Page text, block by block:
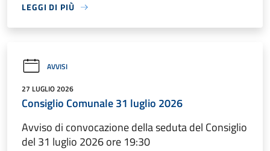
LEGGI DI PIÙ
AVVISI
27 LUGLIO 2026
Consiglio Comunale 31 luglio 2026
Avviso di convocazione della seduta del Consiglio
del 31 luglio 2026 ore 19:30